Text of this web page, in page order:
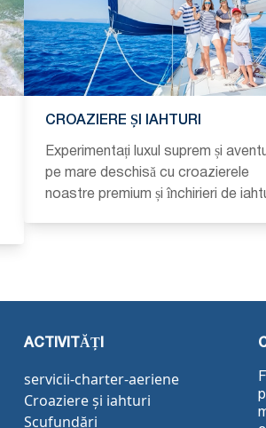
CROAZIERE ȘI IAHTURI
Experimentați luxul suprem și
pe mare deschisă cu croazierele
noastre premium și închirieri de
ACTIVITĂȚI
servicii-charter-aeriene
Croaziere și iahturi
Scufundări